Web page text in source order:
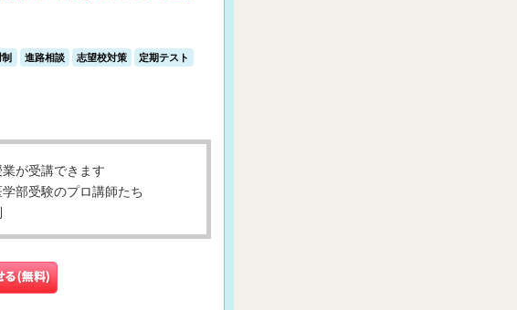
進路相談 志望校対策
定期テスト
が受講できます
部受験のプロ講師たち